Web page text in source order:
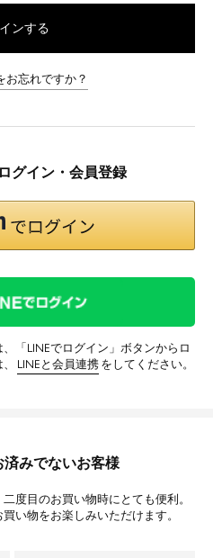
ンする
お忘れですか？
グイン・会員登録
「LINEでログイン」ボタンからロ
LINEと会員連携 をしてください。
済みでないお客様
度目のお買い物時にとても便利。
い物をお楽しみいただけます。